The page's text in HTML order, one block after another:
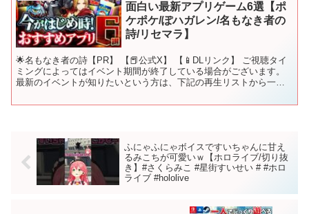
面白い最新アプリゲーム6選【ポ
ケポケ/ぽハガレン/名もなき者の
詩/リセマラ】
🌟名もなき者の詩【PR】 【📕公式X】 【📱DLリンク】 ご視聴タイ
ミングによってはイベント期間が終了している場合がございます。
最新のイベントが知りたいという方は、下記の再生リストから一番
ふにゃふにゃボイスですいちゃんに甘え
るみこちが可愛いｗ【ホロライブ/切り抜
き】#さくらみこ #星街すいせい # #ホロ
ライブ #hololive